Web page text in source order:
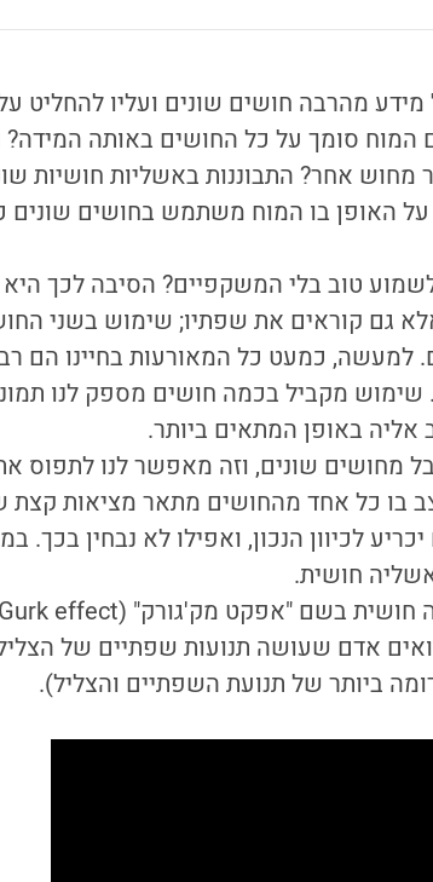
מהרבה חושים שונים ועליו להחליט
המוח סומך על כל החושים באותה
אחר? התבוננות באשליות חושיות
האופן בו המוח משתמש בחושים שונים
טוב בלי המשקפיים? הסיבה לכך
גם קוראים את שפתיו; שימוש בשני
למעשה, כמעט כל המאורעות בחיינו הם
שימוש מקביל בכמה חושים מספק לנו
אליה באופן המתאים ביותר.
מחושים שונים, וזה מאפשר לנו לתפוס
בו כל אחד מהחושים מתאר מציאות קצת
לכיוון הנכון, ואפילו לא נבחין בכך.
חושית.
אדם שעושה תנועות שפתיים של
ביותר של תנועת השפתיים והצליל).